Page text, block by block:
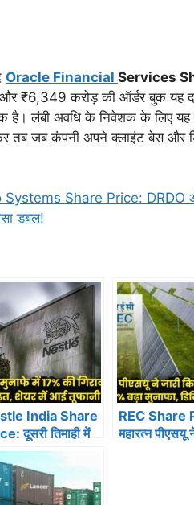
Oracle Financial Services
₹6,349 करोड़ की ऑर्डर बुक यह
लंबी अवधि के निवेशक के लिए यह
तब जब कंपनी अपने क्लाइंट बेस और
Share Price: DRDO
डबल!
India Share
दूसरी तिमाही में
में 17% की गिरावट,
में 10% की बढ़त,
में आई तूफानी तेजी…
REC Share
महारत्न पीएसयू